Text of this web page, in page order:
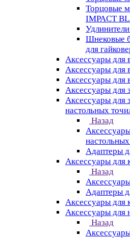
Торцовые
IMPACT
Шнековые
для
Аксессуары для
Аксессуары для
Аксессуары для
Аксессуары для
Аксессуары для
настольных
Назад
Адаптеры
Аксессуары для
Назад
Адаптеры
Аксессуары для
Аксессуары для
Назад